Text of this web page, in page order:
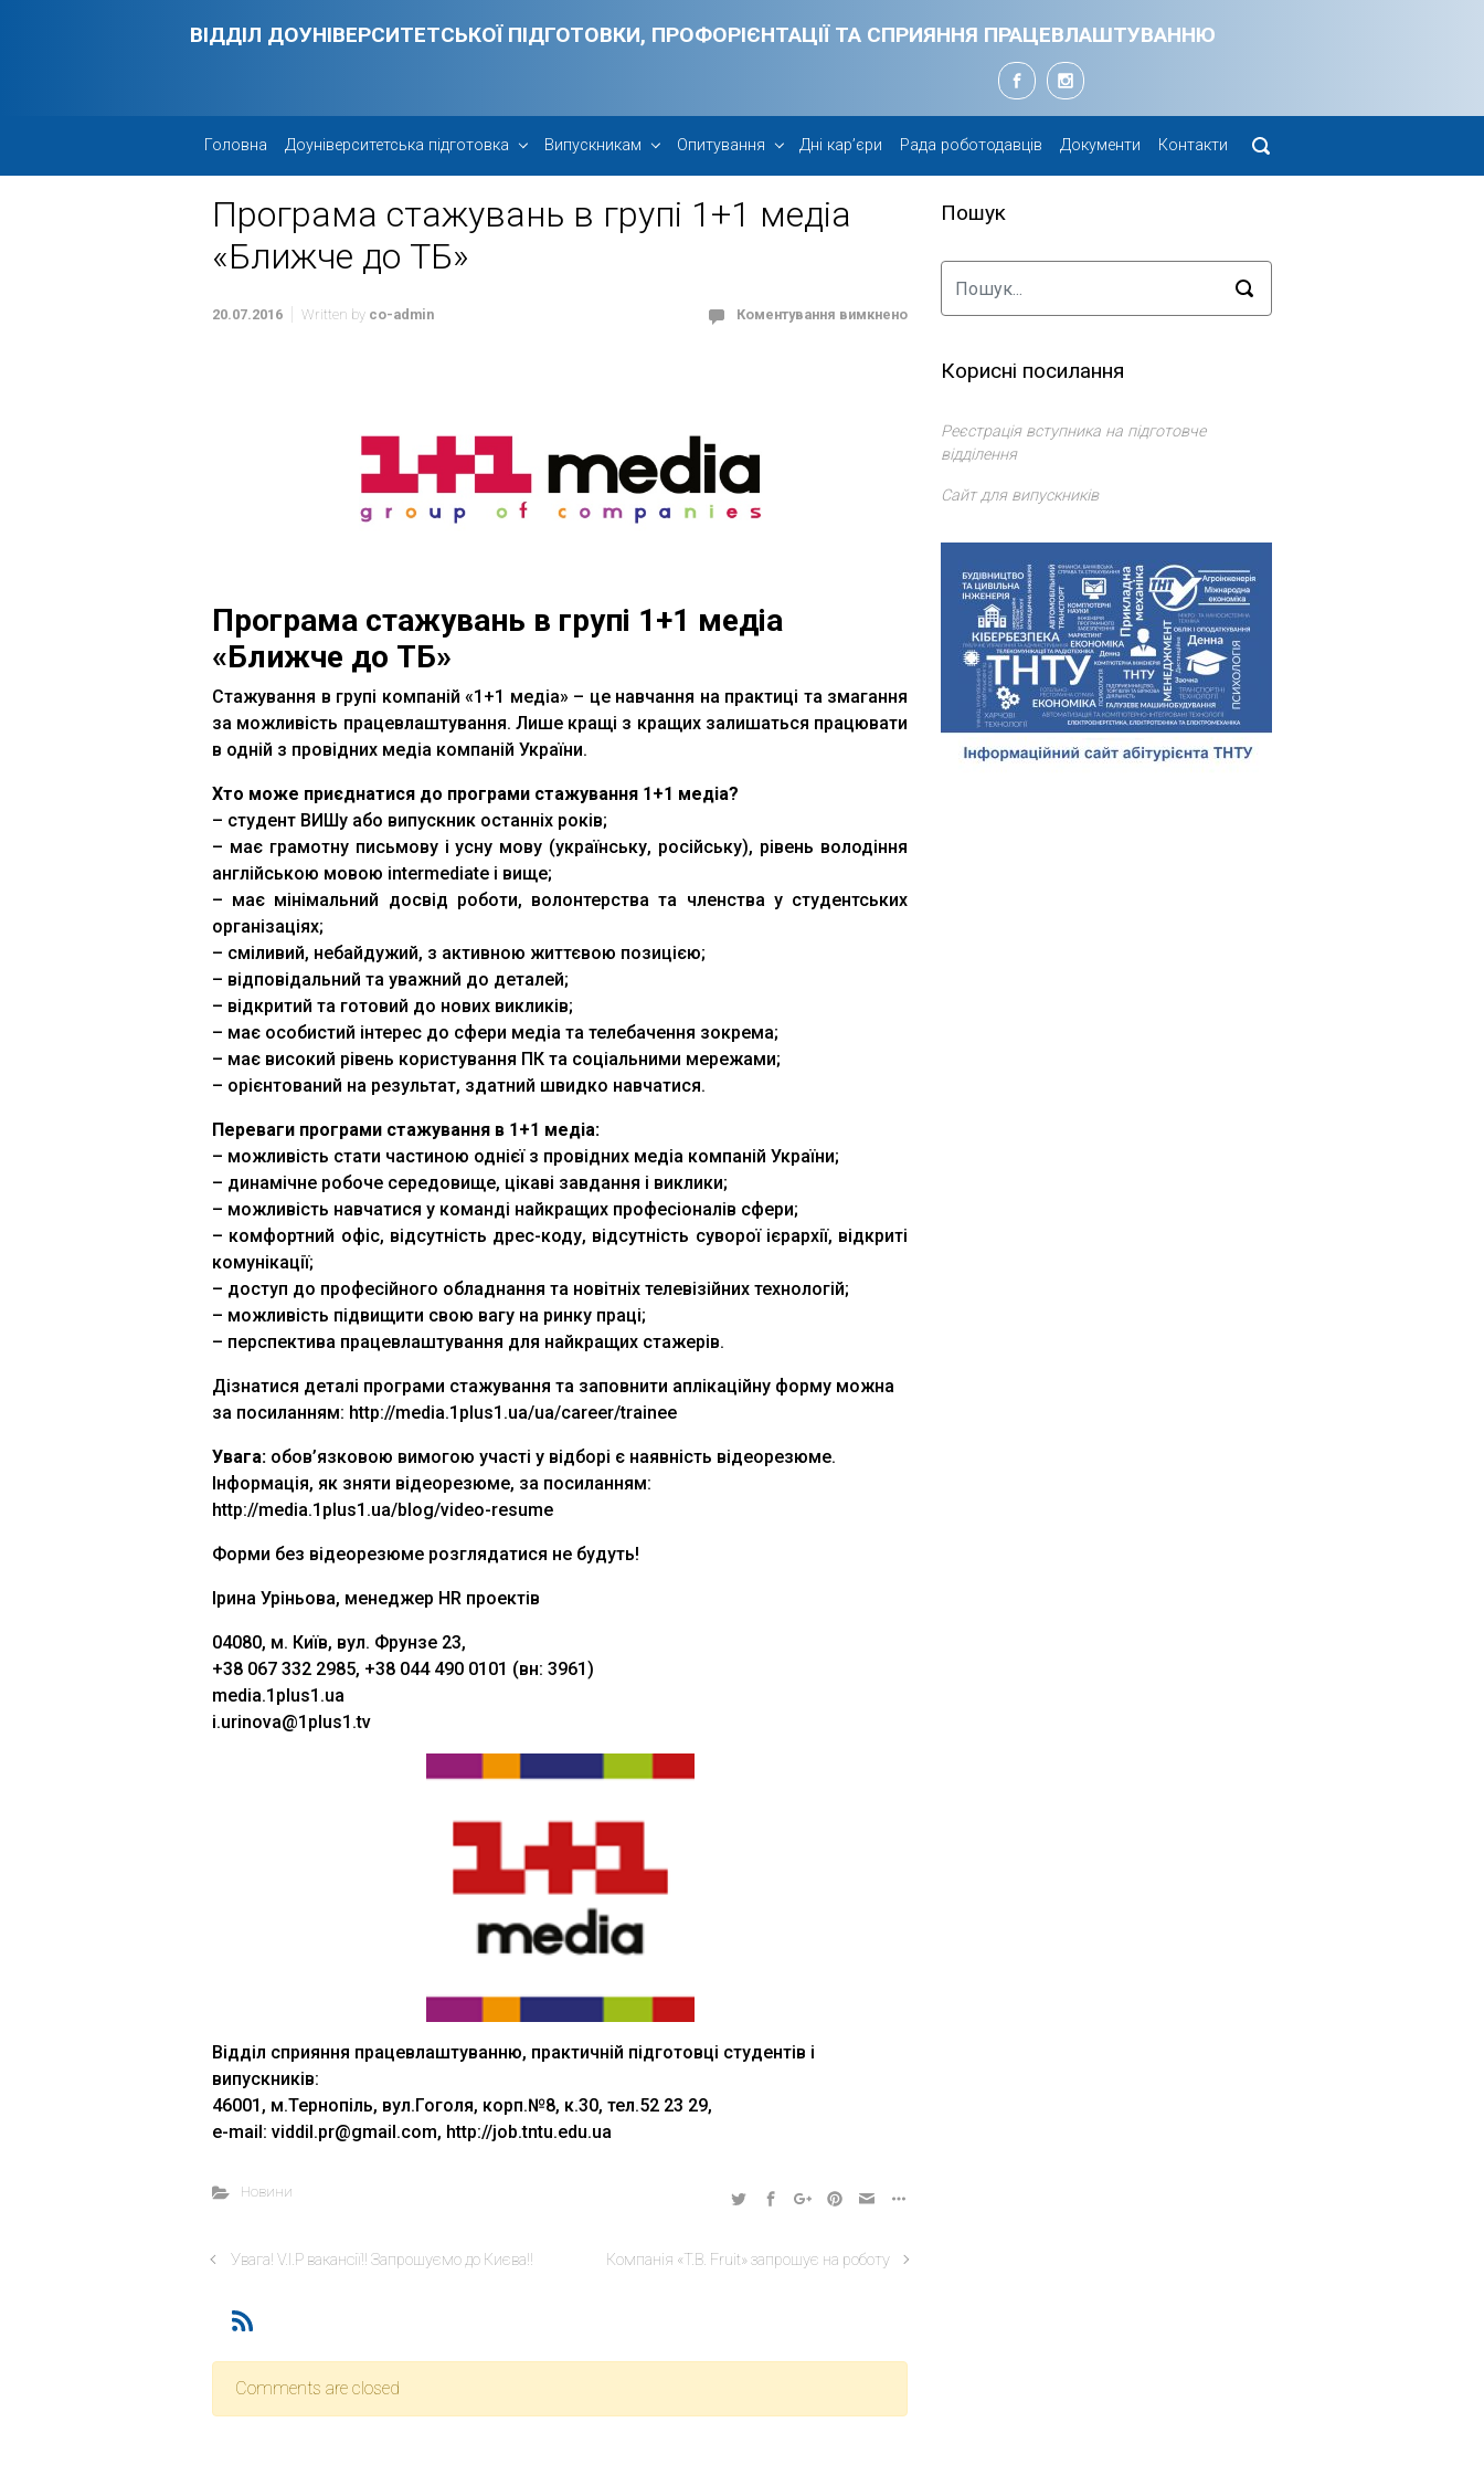
ВІДДІЛ ДОУНІВЕРСИТЕТСЬКОЇ ПІДГОТОВКИ, ПРОФОРІЄНТАЦІЇ ТА СПРИЯННЯ ПРАЦЕВЛАШТУВАННЮ
Головна Доуніверситетська підготовка Випускникам Опитування Дні кар’єри Рада роботодавців Документи Контакти
Програма стажувань в групі 1+1 медіа
«Ближче до ТБ»
20.07.2016 Written by co-admin Коментування вимкнено
Програма стажувань в групі 1+1 медіа
«Ближче до ТБ»
Стажування в групі компаній «1+1 медіа» – це навчання на практиці та змагання
за можливість працевлаштування. Лише кращі з кращих залишаться працювати
в одній з провідних медіа компаній України.
Хто може приєднатися до програми стажування 1+1 медіа?
– студент ВИШу або випускник останніх років;
– має грамотну письмову і усну мову (українську, російську), рівень володіння
англійською мовою intermediate і вище;
– має мінімальний досвід роботи, волонтерства та членства у студентських
організаціях;
– сміливий, небайдужий, з активною життєвою позицією;
– відповідальний та уважний до деталей;
– відкритий та готовий до нових викликів;
– має особистий інтерес до сфери медіа та телебачення зокрема;
– має високий рівень користування ПК та соціальними мережами;
– орієнтований на результат, здатний швидко навчатися.
Переваги програми стажування в 1+1 медіа:
– можливість стати частиною однієї з провідних медіа компаній України;
– динамічне робоче середовище, цікаві завдання і виклики;
– можливість навчатися у команді найкращих професіоналів сфери;
– комфортний офіс, відсутність дрес-коду, відсутність суворої ієрархії, відкриті
комунікації;
– доступ до професійного обладнання та новітніх телевізійних технологій;
– можливість підвищити свою вагу на ринку праці;
– перспектива працевлаштування для найкращих стажерів.
Дізнатися деталі програми стажування та заповнити аплікаційну форму можна
за посиланням: http://media.1plus1.ua/ua/career/trainee
Увага: обов’язковою вимогою участі у відборі є наявність відеорезюме.
Інформація, як зняти відеорезюме, за посиланням:
http://media.1plus1.ua/blog/video-resume
Форми без відеорезюме розглядатися не будуть!
Ірина Уріньова, менеджер HR проектів
04080, м. Київ, вул. Фрунзе 23,
+38 067 332 2985, +38 044 490 0101 (вн: 3961)
media.1plus1.ua
i.urinova@1plus1.tv
Відділ сприяння працевлаштуванню, практичній підготовці студентів і
випускників:
46001, м.Тернопіль, вул.Гоголя, корп.№8, к.30, тел.52 23 29,
e-mail: viddil.pr@gmail.com, http://job.tntu.edu.ua
Новини
Увага! V.I.P вакансії!! Запрошуємо до Києва!! Компанія «T.B. Fruit» запрошує на роботу
Comments are closed
Пошук
Корисні посилання
Реєстрація вступника на підготовче
відділення
Сайт для випускників
Відділ доуніверситетської підготовки, профорієнтації та сприяння працевлаштуванню